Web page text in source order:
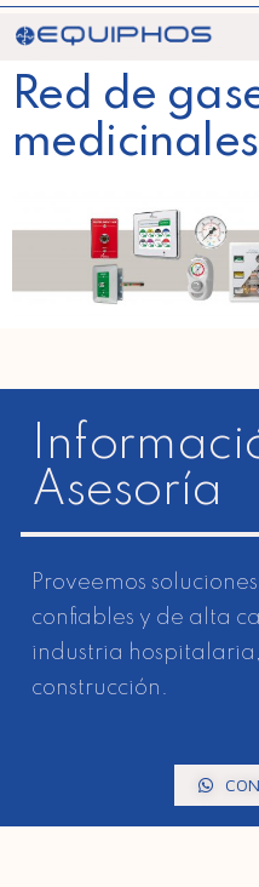
Red de
medicinales
Asesoría
Proveemos
confiables y de alta
industria
construcción.